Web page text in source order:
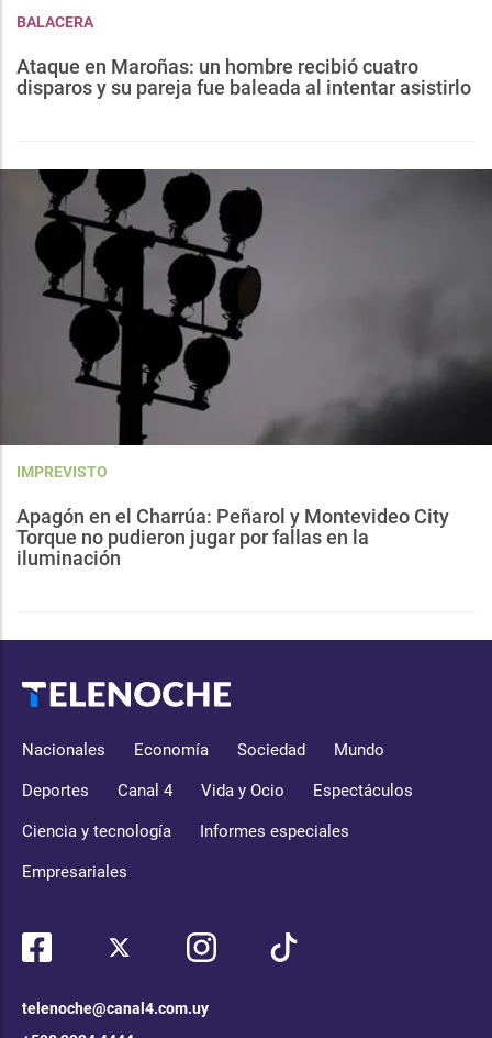
BALACERA
Ataque en Maroñas: un hombre recibió cuatro
disparos y su pareja fue baleada al intentar asistirlo
IMPREVISTO
Apagón en el Charrúa: Peñarol y Montevideo City
Torque no pudieron jugar por fallas en la
iluminación
Nacionales Economía Sociedad Mundo
Deportes Canal 4 Vida y Ocio Espectáculos
Ciencia y tecnología Informes especiales
Empresariales
telenoche@canal4.com.uy